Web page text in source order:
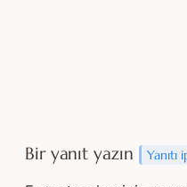
Bir yanıt yazın Yanıtı